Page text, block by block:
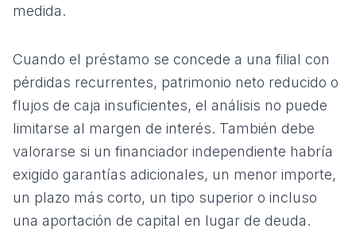
medida.
Cuando el préstamo se concede a una filial con
pérdidas recurrentes, patrimonio neto reducido o
flujos de caja insuficientes, el análisis no puede
limitarse al margen de interés. También debe
valorarse si un financiador independiente habría
exigido garantías adicionales, un menor importe,
un plazo más corto, un tipo superior o incluso
una aportación de capital en lugar de deuda.